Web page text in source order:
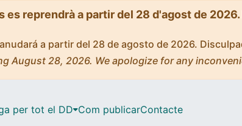
reprendrà a partir del 28 d'agost de
a partir del 28 de agosto de 2026.
August 28, 2026. We apologize for any
per tot el DD Com publicarContacte